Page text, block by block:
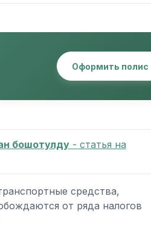
Оформить полис
бошотулду- статья на
средства,
от ряда налогов